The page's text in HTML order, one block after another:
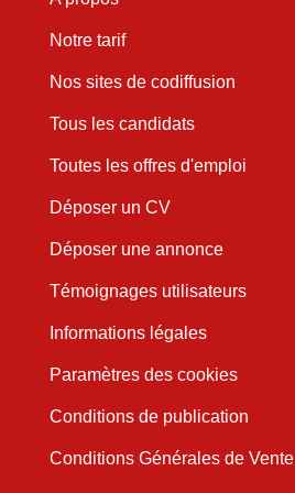
Notre tarif
Nos sites de codiffusion
Tous les candidats
Toutes les offres d'emploi
Déposer un CV
Déposer une annonce
Témoignages utilisateurs
Informations légales
Paramètres des cookies
Conditions de publication
Conditions Générales de Vente